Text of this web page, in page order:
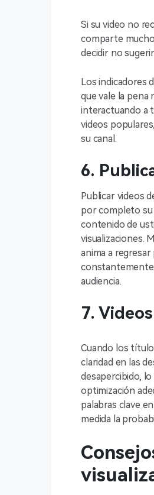
Si su video no
comparte
decidir no
Los indicadores
que vale la
interactuando a
videos
su canal.
6.
Publicar videos
por completo su
contenido de
visualizaciones.
anima a
constantemente
audiencia.
7.
Cuando los
claridad en las
desapercibido,
optimización
palabras clave
medida la